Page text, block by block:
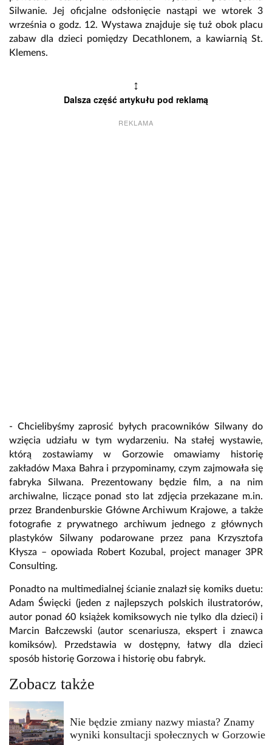
Silwanie. Jej oficjalne odsłonięcie nastąpi we wtorek 3
września o godz. 12. Wystawa znajduje się tuż obok placu
zabaw dla dzieci pomiędzy Decathlonem, a kawiarnią St.
Klemens.
↕
Dalsza część artykułu pod reklamą
REKLAMA
- Chcielibyśmy zaprosić byłych pracowników Silwany do
wzięcia udziału w tym wydarzeniu. Na stałej wystawie,
którą zostawiamy w Gorzowie omawiamy historię
zakładów Maxa Bahra i przypominamy, czym zajmowała się
fabryka Silwana. Prezentowany będzie film, a na nim
archiwalne, liczące ponad sto lat zdjęcia przekazane m.in.
przez Brandenburskie Główne Archiwum Krajowe, a także
fotografie z prywatnego archiwum jednego z głównych
plastyków Silwany podarowane przez pana Krzysztofa
Kłysza – opowiada Robert Kozubal, project manager 3PR
Consulting.
Ponadto na multimedialnej ścianie znalazł się komiks duetu:
Adam Święcki (jeden z najlepszych polskich ilustratorów,
autor ponad 60 książek komiksowych nie tylko dla dzieci) i
Marcin Bałczewski (autor scenariusza, ekspert i znawca
komiksów). Przedstawia w dostępny, łatwy dla dzieci
sposób historię Gorzowa i historię obu fabryk.
Zobacz także
Nie będzie zmiany nazwy miasta? Znamy
wyniki konsultacji społecznych w Gorzowie